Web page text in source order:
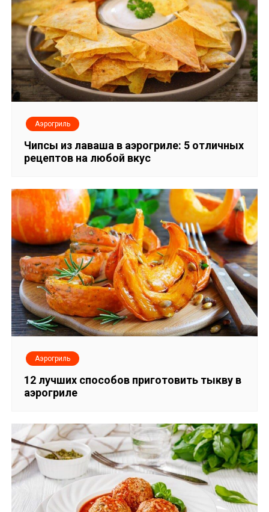
Аэрогриль
Чипсы из лаваша в аэрогриле: 5 отличных
рецептов на любой вкус
Аэрогриль
12 лучших способов приготовить тыкву в
аэрогриле